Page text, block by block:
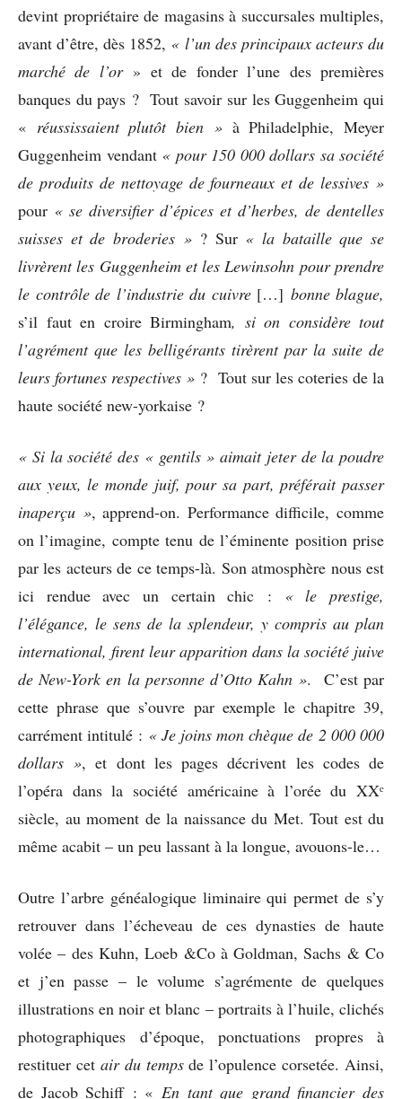
devint propriétaire de magasins à succursales multiples,
avant d’être, dès 1852, « l’un des principaux acteurs du
marché de l’or» et de fonder l’une des premières
banques du pays ? Tout savoir sur les Guggenheim qui
« réussissaient plutôt bien »à Philadelphie, Meyer
Guggenheim vendant « pour 150 000 dollars sa société
de produits de nettoyage de fourneaux et de lessives »
pour « se diversifier d’épices et d’herbes, de dentelles
suisses et de broderies »? Sur « la bataille que se
livrèrent les Guggenheim et les Lewinsohn pour prendre
le contrôle de l’industrie du cuivre[…] bonne blague,
s’il faut en croire Birmingham, si on considère tout
l’agrément que les belligérants tirèrent par la suite de
leurs fortunes respectives » ? Tout sur les coteries de la
haute société new-yorkaise ?
« Si la société des « gentils » aimait jeter de la poudre
aux yeux, le monde juif, pour sa part, préférait passer
inaperçu », apprend-on. Performance difficile, comme
on l’imagine, compte tenu de l’éminente position prise
par les acteurs de ce temps-là. Son atmosphère nous est
ici rendue avec un certain chic : «
le prestige,
l’élégance, le sens de la splendeur, y compris au plan
international, firent leur apparition dans la société juive
de New-York en la personne d’Otto Kahn ». C’est par
cette phrase que s’ouvre par exemple le chapitre 39,
carrément intitulé : « Je joins mon chèque de 2 000 000
dollars », et dont les pages décrivent les codes de
l’opéra dans la société américaine à l’orée du XXᵉ
siècle, au moment de la naissance du Met. Tout est du
même acabit – un peu lassant à la longue, avouons-le…
Outre l’arbre généalogique liminaire qui permet de s’y
retrouver dans l’écheveau de ces dynasties de haute
volée – des Kuhn, Loeb &Co à Goldman, Sachs & Co
et j’en passe – le volume s’agrémente de quelques
illustrations en noir et blanc – portraits à l’huile, clichés
photographiques d’époque, ponctuations propres à
restituer cet air du tempsde l’opulence corsetée. Ainsi,
de Jacob Schiff : « En tant que grand financier des